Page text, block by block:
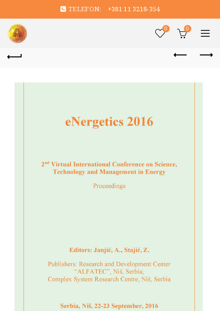
TELEFON: +381 11 3218-354
0 0